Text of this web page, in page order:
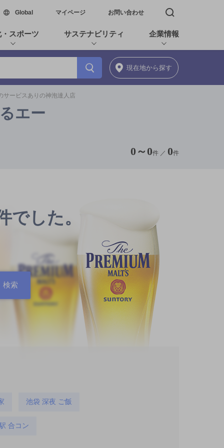
Global新しいウィンドウで開く
マイページ お問い合わせ 検索窓を開く
スポーツ サステナビリティ 企業情報
現在地から探す
サービスありの神泡達人店
エー
0 ～ 0件 ／ 0件
でした。
池袋 深夜 ご飯
合コン